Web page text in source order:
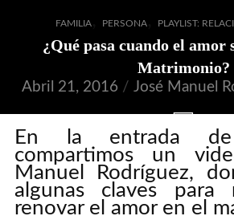
FAMILIA, PERSONA, PLAYLIST:
¿Qué pasa cuando el amor
Matrimonio?
Abril 21, 2016 José Manuel
4 COMMENTS
En la entrada
compartimos un
Manuel Rodríguez,
algunas claves para
renovar el amor en el